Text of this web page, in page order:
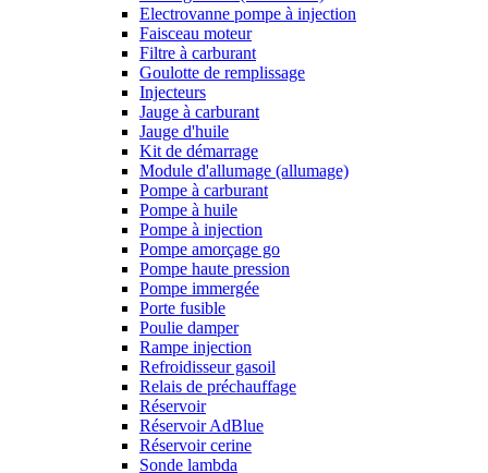
Electrovanne pompe à injection
Faisceau moteur
Filtre à carburant
Goulotte de remplissage
Injecteurs
Jauge à carburant
Jauge d'huile
Kit de démarrage
Module d'allumage (allumage)
Pompe à carburant
Pompe à huile
Pompe à injection
Pompe amorçage go
Pompe haute pression
Pompe immergée
Porte fusible
Poulie damper
Rampe injection
Refroidisseur gasoil
Relais de préchauffage
Réservoir
Réservoir AdBlue
Réservoir cerine
Sonde lambda